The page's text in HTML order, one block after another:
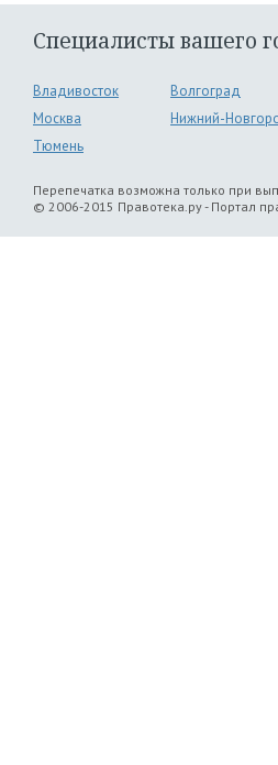
Специалисты вашего
Владивосток
Волгоград
Москва
Нижний-
Тюмень
Перепечатка возможна только при
© 2006-2015 Правотека.ру - Портал